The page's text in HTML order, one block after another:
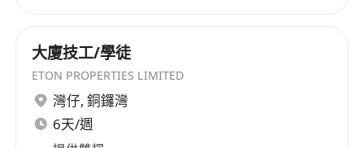
has steadily grown into a diversified investment
holding company with operations spanning toy
manufacturing, property investment, and
securities investment across multiple sectors. At
the core of Development Group's business is its
大廈技工/學徒
ETON PROPERTIES LIMITED
灣仔, 銅鑼灣
6天/週